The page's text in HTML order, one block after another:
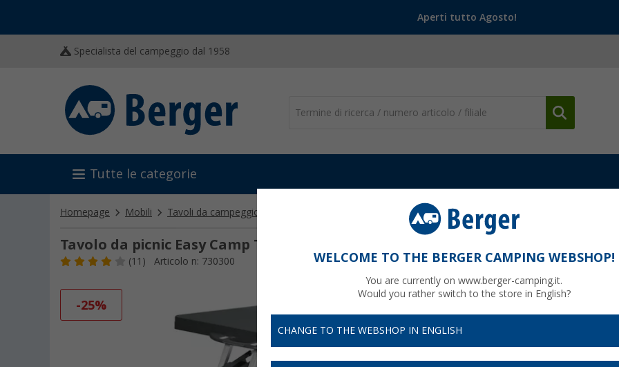
Aperti tutto Agosto!
Specialista del campeggio dal 1958
Tutte le categorie
Homepage Mobili Tavoli da campeggio Tavolo da picnic Easy Camp Toulouse 64 x 84 cm
Tavolo da picnic Easy Camp Toulouse 64 x 84 cm
(11) Articolo n: 730300
-25%
WELCOME TO THE BERGER CAMPING WEBSHOP!
You are currently on www.berger-camping.it.
Would you rather switch to the store in English?
CHANGE TO THE WEBSHOP IN ENGLISH